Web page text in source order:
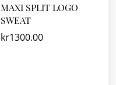
MAXI SPLIT LOGO
SWEAT
kr1300.00